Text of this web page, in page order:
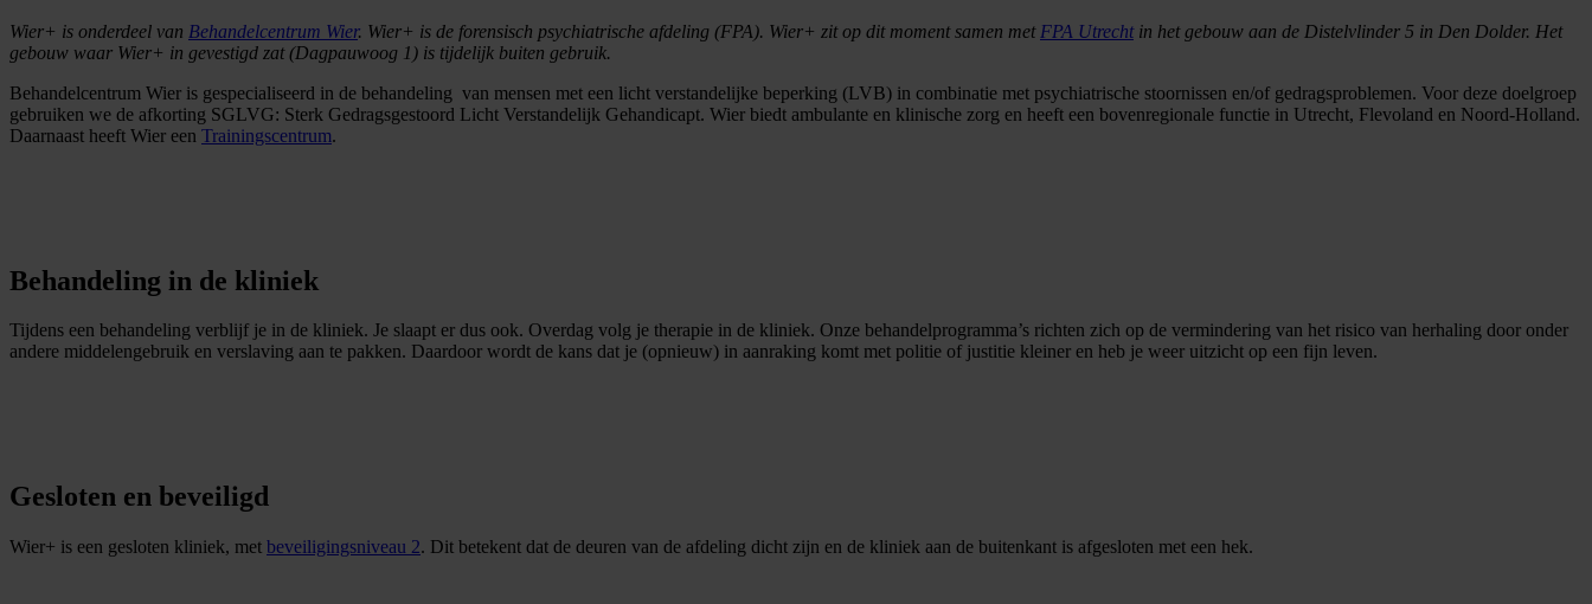
Wier+ is onderdeel van Behandelcentrum Wier. Wier+ is de forensisch psychiatrische afdeling (FPA). Wier+ zit op dit moment samen met FPA Utrechtin het gebouw aan de Distelvlinder 5 in Den Dolder. Het
gebouw waar Wier+ in gevestigd zat (Dagpauwoog 1) is tijdelijk buiten gebruik.
Behandelcentrum Wier is gespecialiseerd in de behandeling van mensen met een licht verstandelijke beperking (LVB) in combinatie met psychiatrische stoornissen en/of gedragsproblemen. Voor deze doelgroep
gebruiken we de afkorting SGLVG: Sterk Gedragsgestoord Licht Verstandelijk Gehandicapt. Wier biedt ambulante en klinische zorg en heeft een bovenregionale functie in Utrecht, Flevoland en Noord-Holland.
Daarnaast heeft Wier een Trainingscentrum.
Behandeling in de kliniek
Tijdens een behandeling verblijf je in de kliniek. Je slaapt er dus ook. Overdag volg je therapie in de kliniek. Onze behandelprogramma’s richten zich op de vermindering van het risico van herhaling door onder
andere middelengebruik en verslaving aan te pakken. Daardoor wordt de kans dat je (opnieuw) in aanraking komt met politie of justitie kleiner en heb je weer uitzicht op een fijn leven.
Gesloten en beveiligd
Wier+ is een gesloten kliniek, met beveiligingsniveau 2. Dit betekent dat de deuren van de afdeling dicht zijn en de kliniek aan de buitenkant is afgesloten met een hek.